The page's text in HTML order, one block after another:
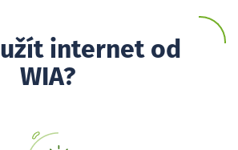
internet od
WIA?